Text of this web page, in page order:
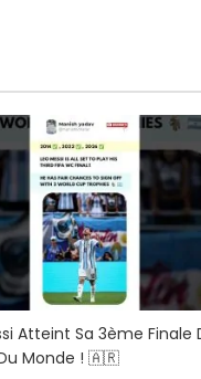
Atteint Sa 3ème Finale
Monde ! 🇦🇷